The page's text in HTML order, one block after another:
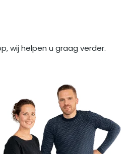
wij helpen u graag verder.